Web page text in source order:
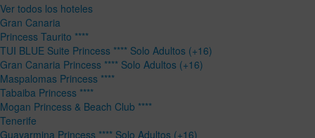
Ver todos los hoteles
Gran Canaria
Princess Taurito ****
TUI BLUE Suite Princess **** Solo Adultos (+16)
Gran Canaria Princess **** Solo Adultos (+16)
Maspalomas Princess ****
Tabaiba Princess ****
Mogan Princess & Beach Club ****
Tenerife
Guayarmina Princess **** Solo Adultos (+16)